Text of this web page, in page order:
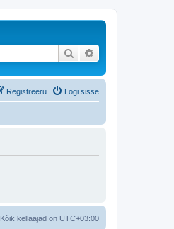
Otsi
Logi sisse
Registreeru
Kõik kellaajad on UTC+03:00